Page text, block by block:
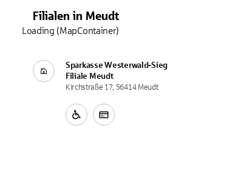
Filialen in Meudt
Sparkasse Westerwald-Sieg
Filiale Meudt
Kirchstraße 17, 56414 Meudt
Loading (MapContainer)